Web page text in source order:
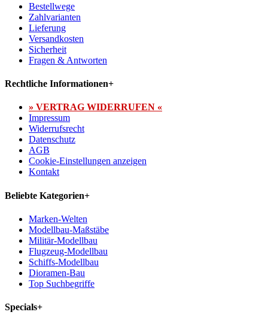
Bestellwege
Zahlvarianten
Lieferung
Versandkosten
Sicherheit
Fragen & Antworten
Rechtliche Informationen+
» VERTRAG WIDERRUFEN «
Impressum
Widerrufsrecht
Datenschutz
AGB
Cookie-Einstellungen anzeigen
Kontakt
Beliebte Kategorien+
Marken-Welten
Modellbau-Maßstäbe
Militär-Modellbau
Flugzeug-Modellbau
Schiffs-Modellbau
Dioramen-Bau
Top Suchbegriffe
Specials+